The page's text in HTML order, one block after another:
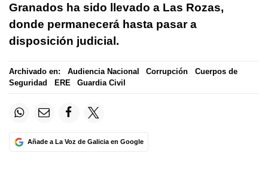
Granados ha sido llevado a Las Rozas,
donde permanecerá hasta pasar a
disposición judicial.
Archivado en: Audiencia Nacional Corrupción
Cuerpos de
Seguridad
ERE Guardia Civil
Añade a La Voz de Galicia en Google